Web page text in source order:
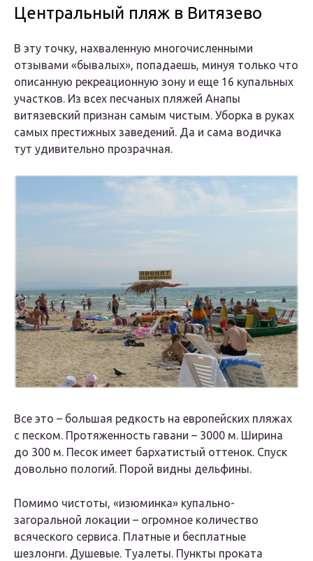
Центральный пляж в Витязево
В эту точку, нахваленную многочисленными
отзывами «бывалых», попадаешь, минуя только что
описанную рекреационную зону и еще 16 купальных
участков. Из всех песчаных пляжей Анапы
витязевский признан самым чистым. Уборка в руках
самых престижных заведений. Да и сама водичка
тут удивительно прозрачная.
Все это – большая редкость на европейских пляжах
с песком. Протяженность гавани – 3000 м. Ширина
до 300 м. Песок имеет бархатистый оттенок. Спуск
довольно пологий. Порой видны дельфины.
Помимо чистоты, «изюминка» купально-
загоральной локации – огромное количество
всяческого сервиса. Платные и бесплатные
шезлонги. Душевые. Туалеты. Пункты проката